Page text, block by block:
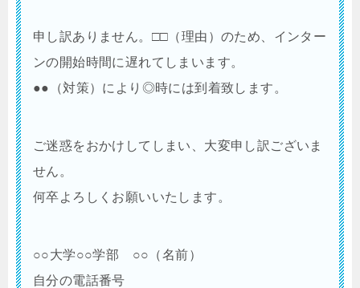
申し訳ありません。□□（理由）のため、インター
ンの開始時間に遅れてしまいます。
●●（対策）により◎時には到着致します。
ご迷惑をおかけしてしまい、大変申し訳ございま
せん。
何卒よろしくお願いいたします。
○○大学○○学部 ○○（名前）
自分の電話番号